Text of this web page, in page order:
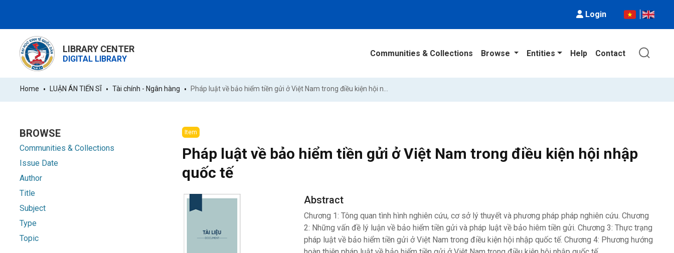
Login
LIBRARY CENTER
DIGITAL LIBRARY
Communities & Collections Browse Entities Help Contact
Home LUẬN ÁN TIẾN SĨ Tài chính - Ngân hàng
BROWSE
Communities & Collections
Issue Date
Author
Title
Subject
Type
Topic
Item
Pháp luật về bảo hiểm tiền gửi ở Việt Nam trong điều kiện hội nhập
quốc tế
Abstract
Chương 1: Tông quan tình hình nghiên cứu, cơ sở lý thuyết và phương pháp pháp nghiên cứu. Chương
2: Những vấn đề lý luận về bảo hiểm tiền gửi và pháp luật về bảo hiêm tiền gửi. Chương 3: Thực trạng
pháp luật về bảo hiểm tiền gửi ở Việt Nam trong điều kiện hội nhập quốc tế. Chương 4: Phương hướng